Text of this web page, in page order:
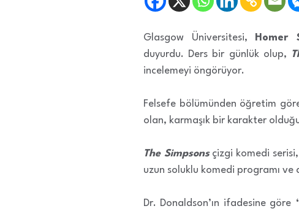
Glasgow Üniversitesi, Homer
duyurdu.
Ders bir günlük olup,
incelemeyi öngörüyor.
Felsefe bölümünden öğretim
olan, karmaşık bir karakter
The Simpsonsçizgi komedi serisi,
uzun soluklu komedi programı
Dr. Donaldson’ın ifadesine göre